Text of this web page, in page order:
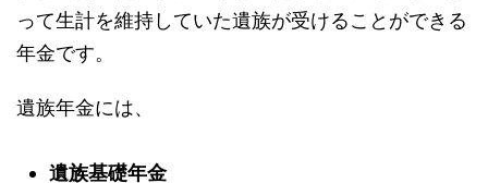
って生計を維持していた遺族が受けることができる
年金です。
遺族年金には、
遺族基礎年金